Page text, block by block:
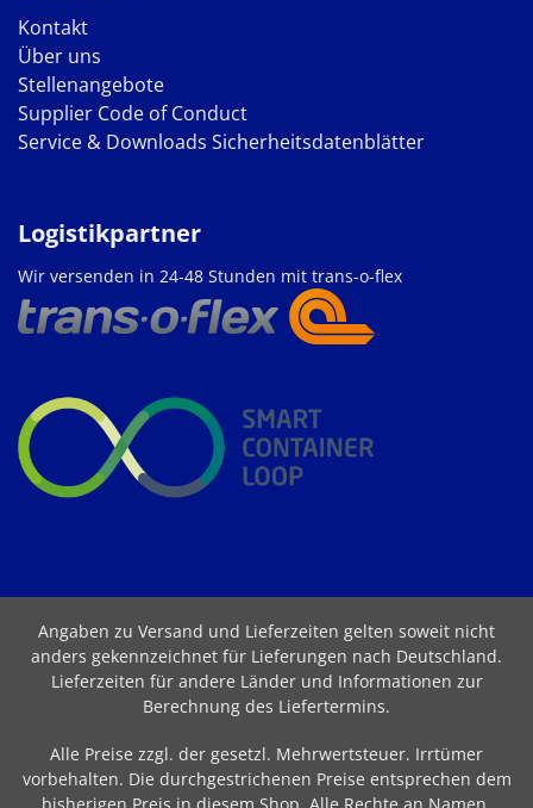
Kontakt
Über uns
Stellenangebote
Supplier Code of Conduct
Service & Downloads Sicherheitsdatenblätter
Logistikpartner
Wir versenden in 24-48 Stunden mit trans-o-flex
Angaben zu Versand und Lieferzeiten gelten soweit nicht
anders gekennzeichnet für Lieferungen nach Deutschland.
Lieferzeiten für andere Länder und Informationen zur
Berechnung des Liefertermins.
Alle Preise zzgl. der gesetzl. Mehrwertsteuer. Irrtümer
vorbehalten. Die durchgestrichenen Preise entsprechen dem
bisherigen Preis in diesem Shop. Alle Rechte an Namen,